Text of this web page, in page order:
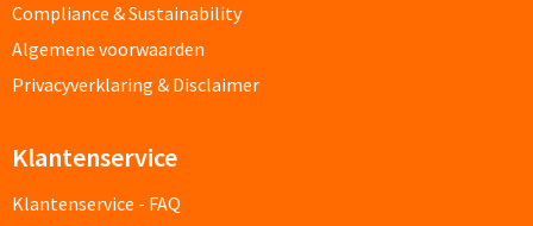
Telefoonhouders bedrukken
Telefoonhoesjes bedrukken
Computermuizen bedrukken
Compliance & Sustainability
Algemene voorwaarden
Privacyverklaring & Disclaimer
Klantenservice
Klantenservice - FAQ